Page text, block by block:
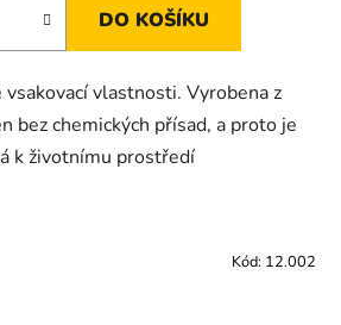
DO KOŠÍKU
vlastnosti. Vyrobena z
bez chemických přísad, a proto je
k životnímu prostředí
Kód: 12.002